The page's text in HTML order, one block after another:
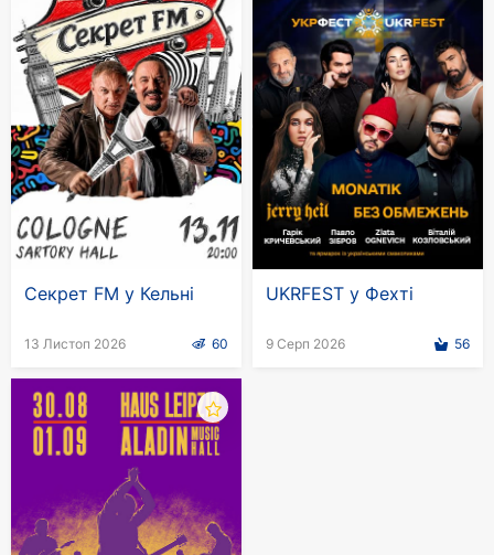
Секрет FM у Кельні
13 Листоп 2026 60
UKRFEST у Фехті
9 Серп 2026 56